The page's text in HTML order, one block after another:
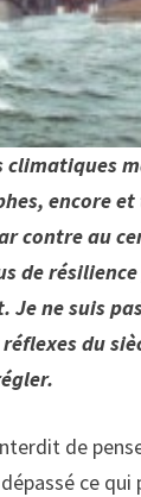
climatiques
encore
contre au
de
ne suis
du
de
ce